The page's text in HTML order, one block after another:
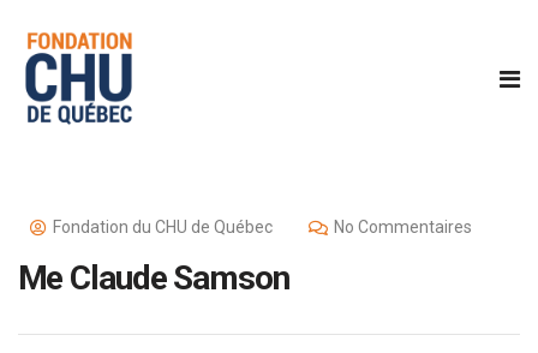
Fondation du CHU de Québec No Commentaires
Me Claude Samson